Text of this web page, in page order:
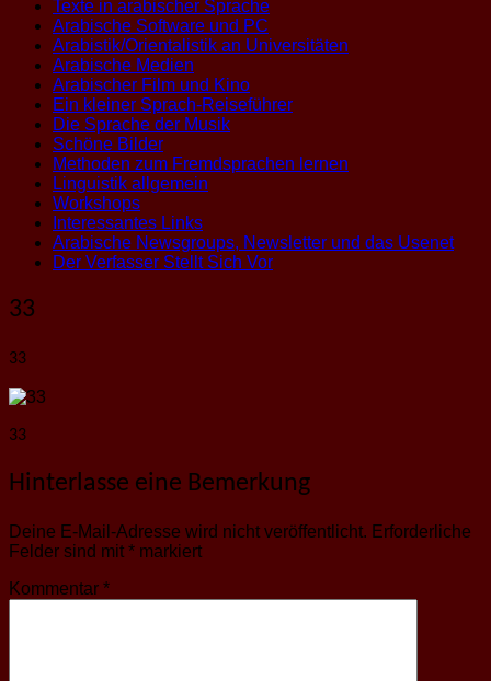
Texte in arabischer Sprache
Arabische Software und PC
Arabistik/Orientalistik an Universitäten
Arabische Medien
Arabischer Film und Kino
Ein kleiner Sprach-Reiseführer
Die Sprache der Musik
Schöne Bilder
Methoden zum Fremdsprachen lernen
Linguistik allgemein
Workshops
Interessantes Links
Arabische Newsgroups, Newsletter und das Usenet
Der Verfasser Stellt Sich Vor
33
33
33
Hinterlasse eine Bemerkung
Deine E-Mail-Adresse wird nicht veröffentlicht. Erforderliche
Felder sind mit * markiert
Kommentar *